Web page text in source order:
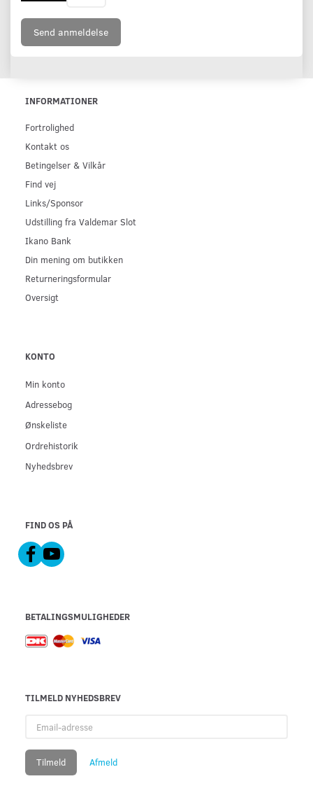
Send anmeldelse
INFORMATIONER
Fortrolighed
Kontakt os
Betingelser & Vilkår
Find vej
Links/Sponsor
Udstilling fra Valdemar Slot
Ikano Bank
Din mening om butikken
Returneringsformular
Oversigt
KONTO
Min konto
Adressebog
Ønskeliste
Ordrehistorik
Nyhedsbrev
FIND OS PÅ
BETALINGSMULIGHEDER
TILMELD NYHEDSBREV
adresse
Tilmeld Afmeld